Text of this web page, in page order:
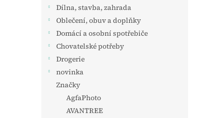
Dílna, stavba, zahrada
Oblečení, obuv a doplňky
Domácí a osobní spotřebiče
Chovatelské potřeby
Drogerie
novinka
Značky
AgfaPhoto
AVANTREE